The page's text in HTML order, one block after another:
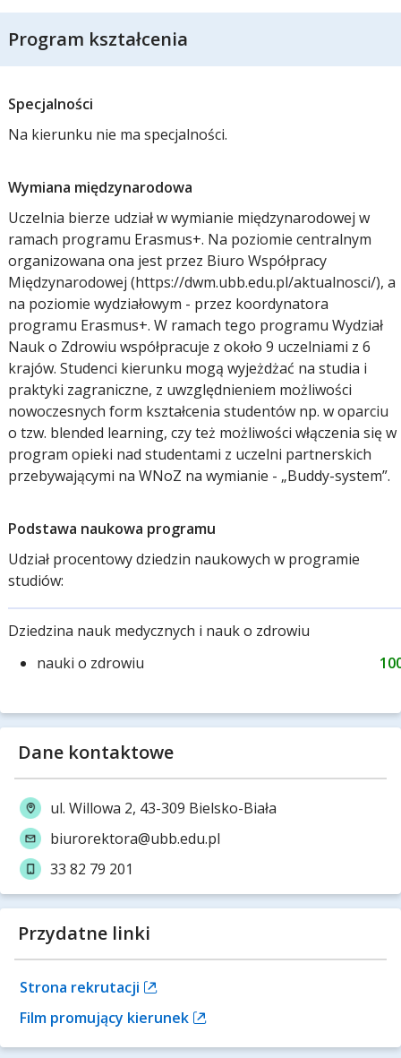
Program kształcenia
Specjalności
Na kierunku nie ma specjalności.
Wymiana międzynarodowa
Uczelnia bierze udział w wymianie międzynarodowej w
ramach programu Erasmus+. Na poziomie centralnym
organizowana ona jest przez Biuro Współpracy
Międzynarodowej (https://dwm.ubb.edu.pl/aktualnosci/), a
na poziomie wydziałowym - przez koordynatora
programu Erasmus+. W ramach tego programu Wydział
Nauk o Zdrowiu współpracuje z około 9 uczelniami z 6
krajów. Studenci kierunku mogą wyjeżdżać na studia i
praktyki zagraniczne, z uwzględnieniem możliwości
nowoczesnych form kształcenia studentów np. w oparciu
o tzw. blended learning, czy też możliwości włączenia się w
program opieki nad studentami z uczelni partnerskich
przebywającymi na WNoZ na wymianie - „Buddy-system”.
Podstawa naukowa programu
Udział procentowy dziedzin naukowych w programie
studiów:
Dziedzina nauk medycznych i nauk o zdrowiu
nauki o zdrowiu
Dane kontaktowe
ul. Willowa 2, 43-309 Bielsko-Biała
biurorektora@ubb.edu.pl
33 82 79 201
Przydatne linki
Strona rekrutacji
Film promujący kierunek